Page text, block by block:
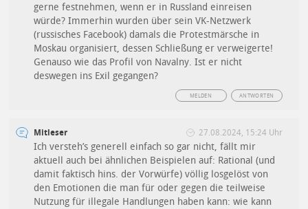
gerne festnehmen, wenn er in Russland einreisen
würde? Immerhin wurden über sein VK-Netzwerk
(russisches Facebook) damals die Protestmärsche in
Moskau organisiert, dessen Schließung er verweigerte!
Genauso wie das Profil von Navalny. Ist er nicht
deswegen ins Exil gegangen?
ANTWORTEN
MELDEN
Mitleser 27.08.2024, 15:24 Uhr
Ich versteh’s generell einfach so gar nicht, fällt mir
aktuell auch bei ähnlichen Beispielen auf: Rational (und
damit faktisch hins. der Vorwürfe) völlig losgelöst von
den Emotionen die man für oder gegen die teilweise
Nutzung für illegale Handlungen haben kann: wie kann